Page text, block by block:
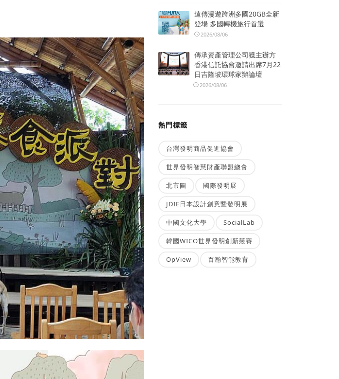
遠傳漫遊跨洲多國20GB全新
登場 多國轉機旅行首選
2026/08/06
傳承資產管理公司獲主辦方
香港信託協會邀請出席7月22
日吉隆坡環球家辦論壇
2026/08/06
熱門標籤
台灣發明商品促進協會
世界發明智慧財產聯盟總會
北市圖 國際發明展
JDIE日本設計創意暨發明展
中國文化大學 SocialLab
韓國WICO世界發明創新競賽
OpView 百瀚智能教育